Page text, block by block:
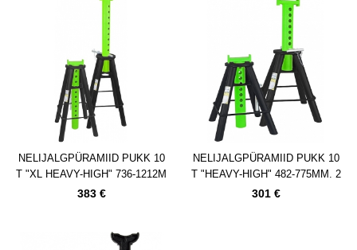
NELIJALGPÜRAMIID PUKK 10
T "XL HEAVY-HIGH" 736-1212M
M. 2TK(2 KARPI!) JBM
383 €
NELIJALGPÜRAMIID PUKK 10
T "HEAVY-HIGH" 482-775MM. 2
TK (KONTROLLI 2TK) JBM
301 €